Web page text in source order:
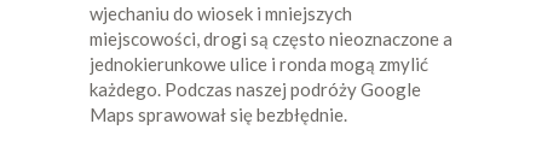
wjechaniu do wiosek i mniejszych
miejscowości, drogi są często nieoznaczone a
jednokierunkowe ulice i ronda mogą zmylić
każdego. Podczas naszej podróży Google
Maps sprawował się bezbłędnie.